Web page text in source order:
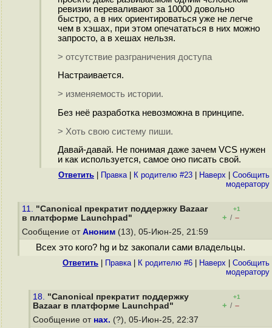
ревизии переваливают за 10000 довольно
быстро, а в них ориентироваться уже не легче
чем в хэшах, при этом опечататься в них можно
запросто, а в хешах нельзя.
> отсутствие разграничения доступа
Настраивается.
> изменяемость истории.
Без неё разработка невозможна в принципе.
> Хоть свою систему пиши.
Давай-давай. Не понимая даже зачем VCS нужен
и как используется, самое оно писать свой.
Ответить Правка| К родителю #23 Наверх
Cообщить
модератору
11. "Canonical прекратит поддержку Bazaar
в платформе Launchpad"
+1
+ / –
Сообщение от Аноним (13), 05-Июн-25, 21:59
Всех это кого? hg и bz закопали сами владельцы.
Ответить Правка| К родителю #6 Наверх
Cообщить
модератору
18. "Canonical прекратит поддержку
Bazaar в платформе Launchpad"
+1
+ / –
Сообщение от нах. (?), 05-Июн-25, 22:37